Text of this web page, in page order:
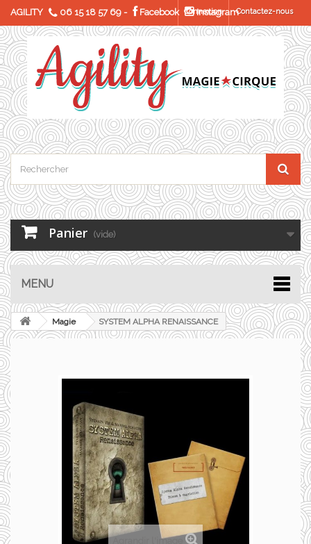
AGILITY 06 15 18 57 69 - Facebook InstagramContactez-nous
Connexion
Panier (vide)
MENU
Magie SYSTEM ALPHA RENAISSANCE
Agrandir l'image